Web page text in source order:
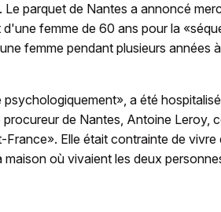
parquet de Nantes a annoncé
femme de 60 ans pour la
femme pendant plusieurs années
a été
de Nantes, Antoine Leroy,
Elle était contrainte de vivre
où vivaient les deux